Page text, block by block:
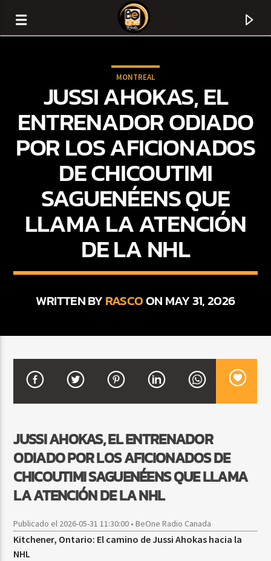
CURRENT TRACK
BACHATA PARA EL CAMINO
MONTREAL
JUSSI AHOKAS, EL
ENTRENADOR ODIADO
POR LOS AFICIONADOS
DE CHICOUTIMI
SAGUENÉENS QUE
LLAMA LA ATENCIÓN
DE LA NHL
WRITTEN BYRASCOON MAY 31, 2026
JUSSI AHOKAS, EL ENTRENADOR
ODIADO POR LOS AFICIONADOS DE
CHICOUTIMI SAGUENÉENS QUE LLAMA
LA ATENCIÓN DE LA NHL
Publicado el 2026-05-31 11:30:00 • BeOne Radio Canada
Kitchener, Ontario: El camino de Jussi Ahokas hacia la
NHL